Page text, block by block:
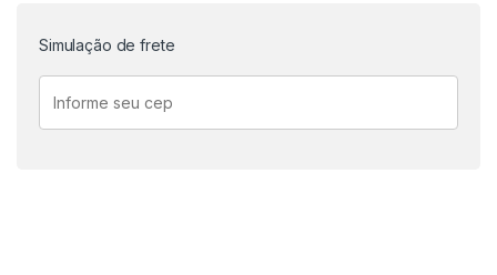
Simulação de frete